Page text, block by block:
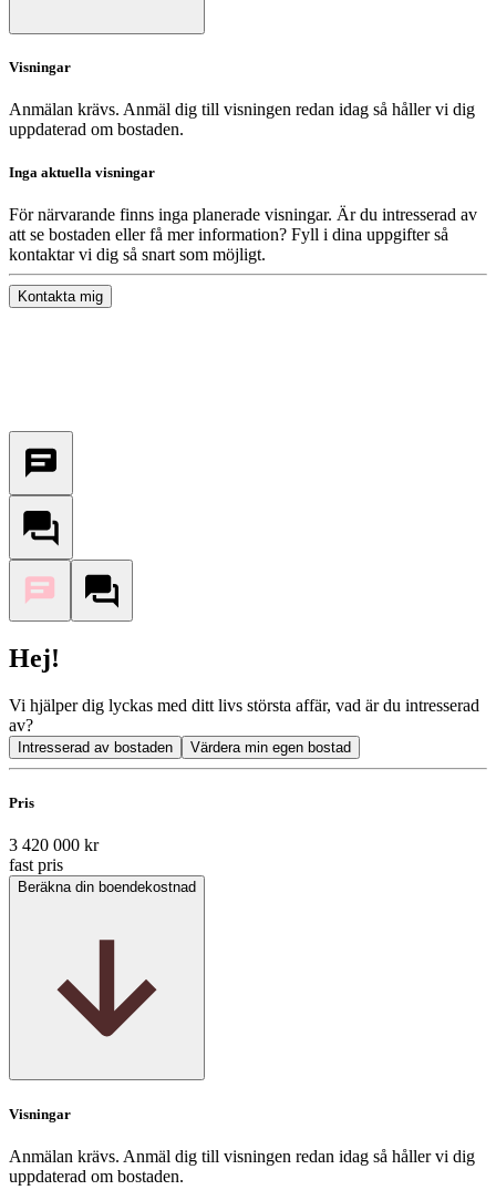
Visningar
Anmälan krävs. Anmäl dig till visningen redan idag så håller vi dig
uppdaterad om bostaden.
Inga aktuella visningar
För närvarande finns inga planerade visningar. Är du intresserad av
att se bostaden eller få mer information? Fyll i dina uppgifter så
kontaktar vi dig så snart som möjligt.
Kontakta mig
Hej!
Vi hjälper dig lyckas med ditt livs största affär, vad är du intresserad
av?
Intresserad av bostaden Värdera min egen bostad
Pris
3 420 000 kr
fast pris
Beräkna din boendekostnad
Visningar
Anmälan krävs. Anmäl dig till visningen redan idag så håller vi dig
uppdaterad om bostaden.